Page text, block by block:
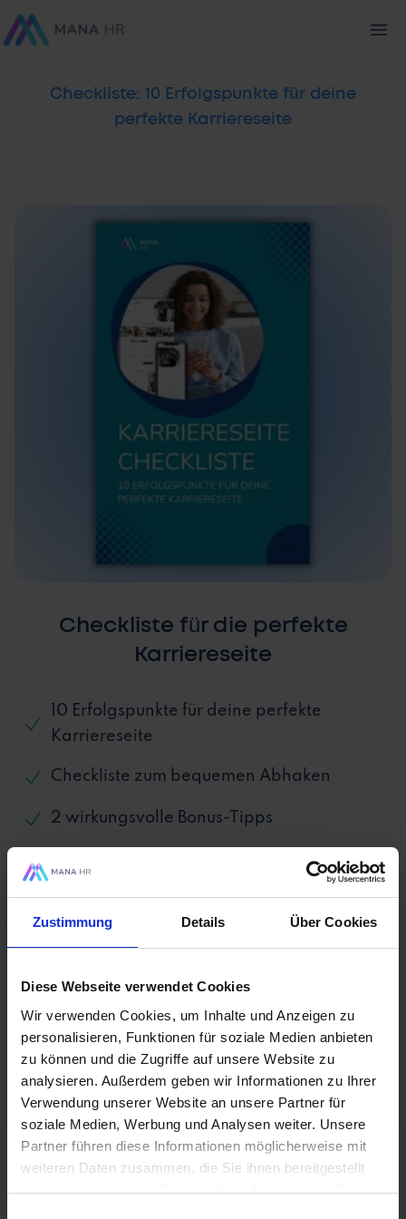
Zustimmung Details Über Cookies
Diese Webseite verwendet Cookies
Wir verwenden Cookies, um Inhalte und Anzeigen zu
personalisieren, Funktionen für soziale Medien anbieten
zu können und die Zugriffe auf unsere Website zu
analysieren. Außerdem geben wir Informationen zu Ihrer
Verwendung unserer Website an unsere Partner für
soziale Medien, Werbung und Analysen weiter. Unsere
Partner führen diese Informationen möglicherweise mit
weiteren Daten zusammen, die Sie ihnen bereitgestellt
haben oder die sie im Rahmen Ihrer Nutzung der Dienste
Checkliste: 10 Erfolgspunkte für deine
perfekte Karriereseite
Checkliste für die perfekte
Karriereseite
10 Erfolgspunkte für deine perfekte
Karriereseite
Checkliste zum bequemen Abhaken
2 wirkungsvolle Bonus-Tipps
Für dieses Formular nutzen wir
Präferenz-Cookies akzeptieren & das
Formular laden